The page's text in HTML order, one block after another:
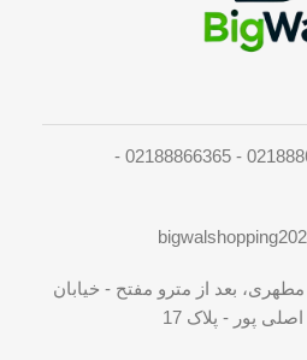
شماره تماس : 02188866355 - 02188866365 -
بعد از مترو مفتح - خیابان
پور - پلاک 17